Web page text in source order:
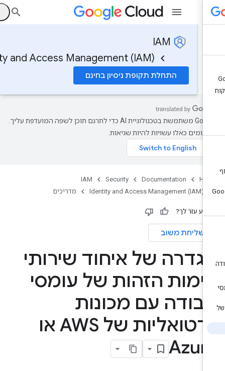
IAM
and Access Management (IAM)
התחלת תקופת ניסיון בחינם
‫Google משתמשת בטכנולוגיית AI כדי לתרגם תוכן לשפה המועדפת עליך.
כאלו עשויות להיות שגיאות.
Documentation
Security
IAM
Identity and Access Management (IAM)
מדריכים
עזר לך?
שליחת משוב
של איחוד שירותי
הזהות של עומסי
עם מכונות
וירטואליות של AWS או